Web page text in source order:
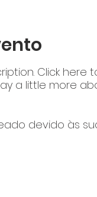
Click
a little more
devido às